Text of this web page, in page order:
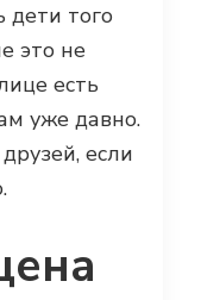
дети того
это не
есть
уже давно.
если